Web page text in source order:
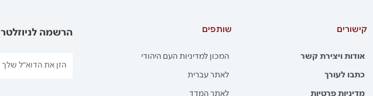
קישורים
אודות ויצירת קשר
כתבו לעורך
מדיניות פרטיות
שותפים
המכון למדיניות העם היהודי
לאתר עברית
לאתר המדד
הרשמה לניוזלטר